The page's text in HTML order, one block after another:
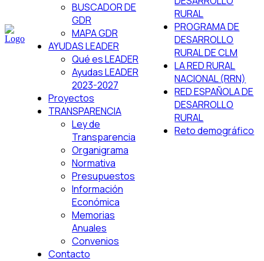
BUSCADOR DE
GDR
MAPA GDR
AYUDAS LEADER
Qué es LEADER
Ayudas LEADER
2023-2027
Proyectos
TRANSPARENCIA
Ley de
Transparencia
Organigrama
Normativa
Presupuestos
Información
Económica
Memorias
Anuales
Convenios
Contacto
RURAL
PROGRAMA DE
DESARROLLO
RURAL DE CLM
LA RED RURAL
NACIONAL (RRN)
RED ESPAÑOLA DE
DESARROLLO
RURAL
Reto demográfico